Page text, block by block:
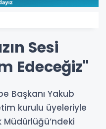
Sesi
Edeceğiz"
Başkanı Yakub
kurulu üyeleriyle
Müdürlüğü’ndeki